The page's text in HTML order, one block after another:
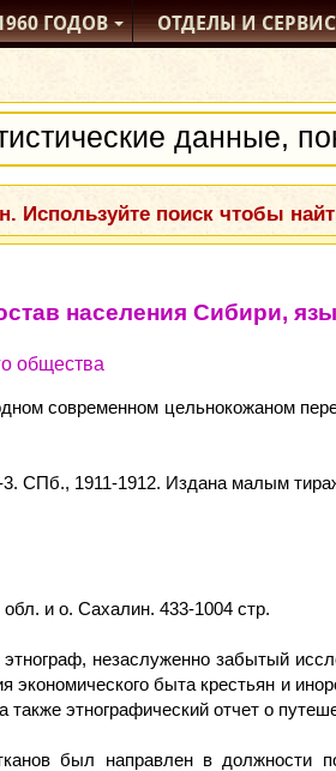
ГОДОВ ОТДЕЛЫИ СЕРВИС
Используйте поиск чтобы
населения Сибири,
общества
современном цельнокожаном
3. СПб., 1911-1912. Издана малым
и о. Сахалин. 433-1004 стр.
незаслуженно забытый
быта крестьян и
этнографический отчет о
был направлен в должности